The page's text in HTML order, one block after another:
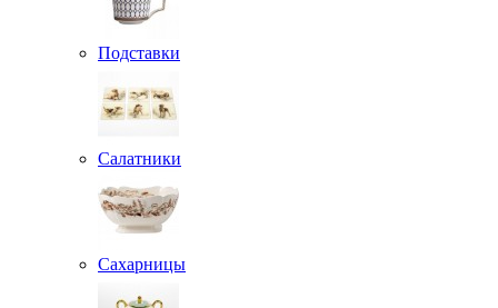
Подставки
Салатники
Сахарницы